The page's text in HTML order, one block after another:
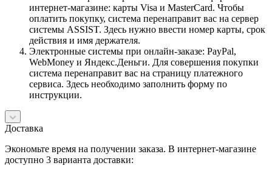
интернет-магазине: карты Visa и MasterCard. Чтобы
оплатить покупку, система перенаправит вас на сервер
системы ASSIST. Здесь нужно ввести номер карты, срок
действия и имя держателя.
Электронные системы при онлайн-заказе: PayPal,
WebMoney и Яндекс.Деньги. Для совершения покупки
система перенаправит вас на страницу платежного
сервиса. Здесь необходимо заполнить форму по
инструкции.
Доставка
Экономьте время на получении заказа. В интернет-магазине
доступно 3 варианта доставки: